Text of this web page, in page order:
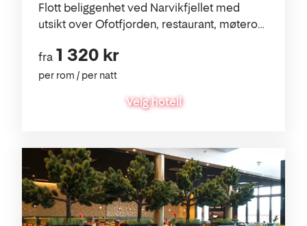
Flott beliggenhet ved Narvikfjellet med
utsikt over Ofotfjorden, restaurant, møterom
fra 1 320 kr
per rom / per natt
Velg hotell